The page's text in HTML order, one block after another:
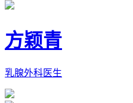
方颖青
乳腺外科医生